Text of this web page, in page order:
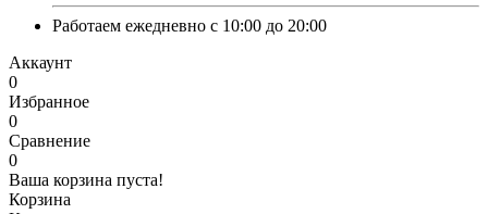
Работаем ежедневно с 10:00 до 20:00
Аккаунт
0
Избранное
0
Сравнение
0
Ваша корзина пуста!
Корзина